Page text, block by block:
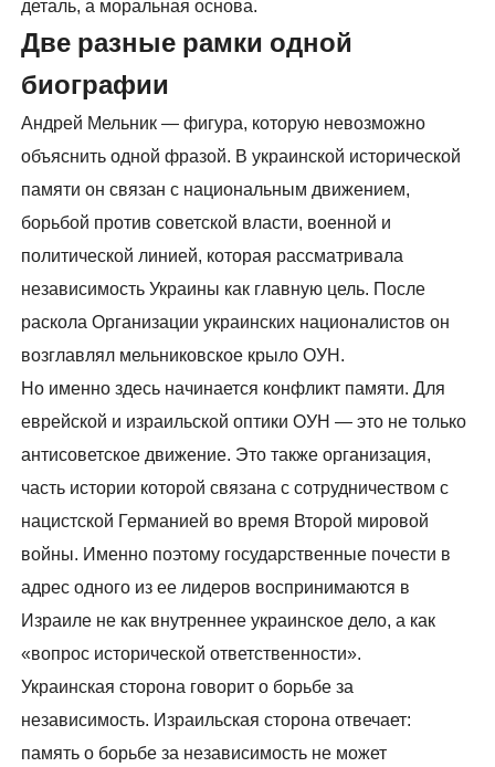
деталь, а моральная основа.
Две разные рамки одной
биографии
Андрей Мельник — фигура, которую невозможно
объяснить одной фразой. В украинской исторической
памяти он связан с национальным движением,
борьбой против советской власти, военной и
политической линией, которая рассматривала
независимость Украины как главную цель. После
раскола Организации украинских националистов он
возглавлял мельниковское крыло ОУН.
Но именно здесь начинается конфликт памяти. Для
еврейской и израильской оптики ОУН — это не только
антисоветское движение. Это также организация,
часть истории которой связана с сотрудничеством с
нацистской Германией во время Второй мировой
войны. Именно поэтому государственные почести в
адрес одного из ее лидеров воспринимаются в
Израиле не как внутреннее украинское дело, а как
«вопрос исторической ответственности».
Украинская сторона говорит о борьбе за
независимость. Израильская сторона отвечает:
память о борьбе за независимость не может